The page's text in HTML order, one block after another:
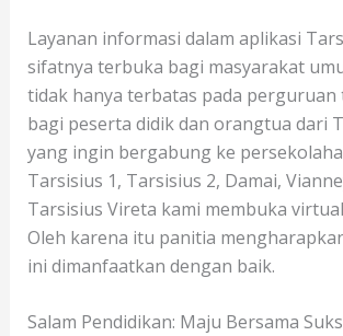
Layanan informasi dalam aplikasi
sifatnya terbuka bagi masyarakat
tidak hanya terbatas pada perguruan
bagi peserta didik dan orangtua dari
yang ingin bergabung ke
Tarsisius 1, Tarsisius 2, Damai,
Tarsisius Vireta kami membuka
Oleh karena itu panitia
ini dimanfaatkan dengan baik.
Salam Pendidikan: Maju Bersama